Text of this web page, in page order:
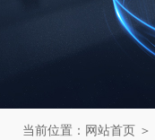
当前位置： 网站首页 ＞